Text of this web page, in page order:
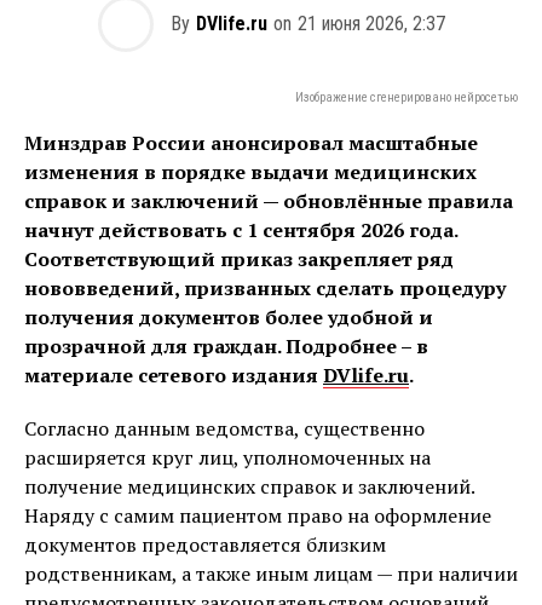
By DVlife.ru on 21 июня 2026, 2:37
Изображение сгенерировано нейросетью
Минздрав России анонсировал масштабные
изменения в порядке выдачи медицинских
справок и заключений — обновлённые правила
начнут действовать с 1 сентября 2026 года.
Соответствующий приказ закрепляет ряд
нововведений, призванных сделать процедуру
получения документов более удобной и
прозрачной для граждан. Подробнее – в
материале сетевого издания DVlife.ru.
Согласно данным ведомства, существенно
расширяется круг лиц, уполномоченных на
получение медицинских справок и заключений.
Наряду с самим пациентом право на оформление
документов предоставляется близким
родственникам, а также иным лицам — при наличии